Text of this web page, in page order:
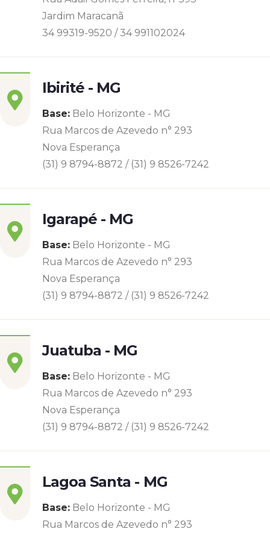
Jardim Maracanã
34 99319-9520 / 34 991102024
Ibirité - MG
Base: Belo Horizonte - MG
Rua Marcos de Azevedo n° 293
Nova Esperança
(31) 9 8794-8872 / (31) 9 8526-7242
Igarapé - MG
Base: Belo Horizonte - MG
Rua Marcos de Azevedo n° 293
Nova Esperança
(31) 9 8794-8872 / (31) 9 8526-7242
Juatuba - MG
Base: Belo Horizonte - MG
Rua Marcos de Azevedo n° 293
Nova Esperança
(31) 9 8794-8872 / (31) 9 8526-7242
Lagoa Santa - MG
Base: Belo Horizonte - MG
Rua Marcos de Azevedo n° 293